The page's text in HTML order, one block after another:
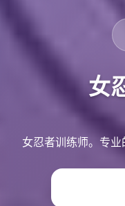
女
女忍者训练师。专